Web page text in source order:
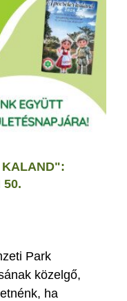
KALAND":
50.
Park
közelgő,
ha